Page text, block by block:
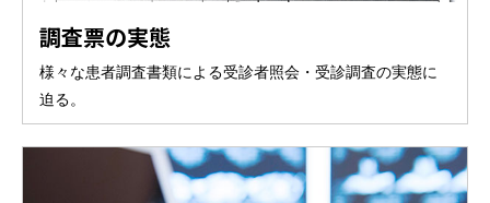
調査票の実態
様々な患者調査書類による受診者照会・受診調査の実態に
迫る。